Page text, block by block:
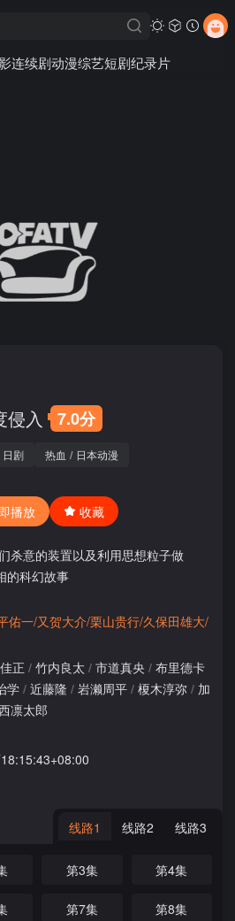
连续剧动漫综艺短剧纪录片
侵入 7.0分
日剧 热血 / 日本动漫
播放 收藏
杀意的装置以及利用思想粒子做
的科幻故事
佑一/又贺大介/栗山贵行/久保田雄大/
正 / 竹内良太 / 市道真央 / 布里德卡
学 / 近藤隆 / 岩濑周平 / 榎木淳弥 / 加
凛太郎
线路1 线路2 线路3
第3集 第4集
第7集 第8集